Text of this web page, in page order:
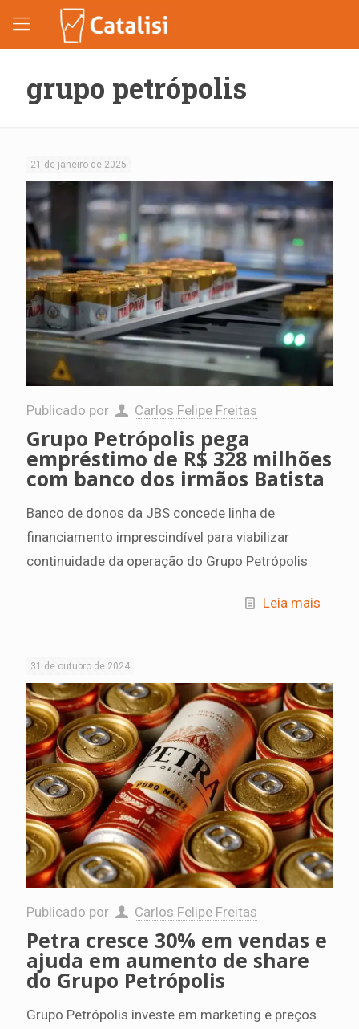
grupo petrópolis
21 de janeiro de 2025
Publicado por Carlos Felipe Freitas
Grupo Petrópolis pega
empréstimo de R$ 328 milhões
com banco dos irmãos Batista
Banco de donos da JBS concede linha de
financiamento imprescindível para viabilizar
continuidade da operação do Grupo Petrópolis
Leia mais
31 de outubro de 2024
Publicado por Carlos Felipe Freitas
Petra cresce 30% em vendas e
ajuda em aumento de share
do Grupo Petrópolis
Grupo Petrópolis investe em marketing e preços